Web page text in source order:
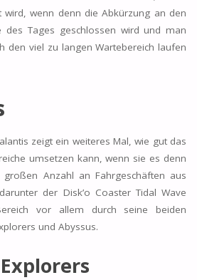
wird, wenn denn die Abkürzung an den
des Tages geschlossen wird und man
den viel zu langen Wartebereich laufen
zeigt ein weiteres Mal, wie gut das
umsetzen kann, wenn sie es denn
großen Anzahl an Fahrgeschäften aus
der Disk’o Coaster Tidal Wave
vor allem durch seine beiden
und Abyssus.